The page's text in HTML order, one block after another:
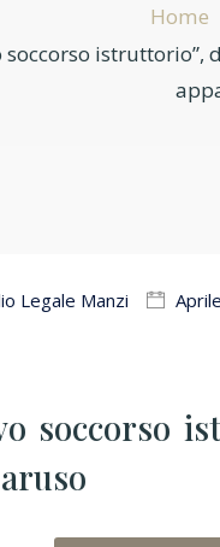
Home
soccorso
Legale Manzi
soccorso